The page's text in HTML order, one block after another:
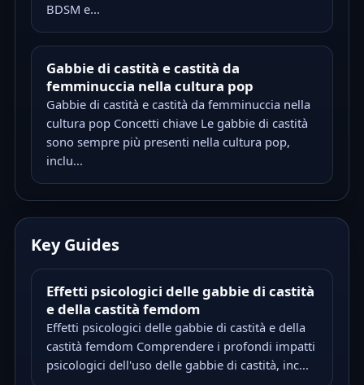
BDSM e...
Gabbie di castità e castità da
femminuccia nella cultura pop
Gabbie di castità e castità da femminuccia nella
cultura pop Concetti chiave Le gabbie di castità
sono sempre più presenti nella cultura pop,
inclu...
Key Guides
Effetti psicologici delle gabbie di castità
e della castità femdom
Effetti psicologici delle gabbie di castità e della
castità femdom Comprendere i profondi impatti
psicologici dell'uso delle gabbie di castità, inc...